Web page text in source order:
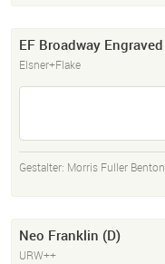
EF Broadway Engraved
Elsner+Flake
Gestalter: Morris Fuller Benton
Neo Franklin (D)
URW++